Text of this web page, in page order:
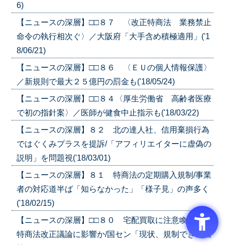
6)
【ニュースの深層】□□８７ 〈改正特商法 業務禁止
命令の執行相次ぐ〉／大阪府「大手含め積極適用」('1
8/06/21)
【ニュースの深層】□□８６ 〈ＥＵの個人情報保護〉
／新規則で最大２５億円の罰金も('18/05/24)
【ニュースの深層】□□８４〈厚生労働省 高齢者医療
で初の指針案〉／医師が健食中止指示も('18/03/22)
【ニュースの深層】８２ 北の達人社、信用棄損行為
ではぐくみプラスを提訴/「アフィリエイターに虚偽の
説明」を問題視('18/03/01)
【ニュースの深層】８１ 特商法の定期購入規制/事業
者の対応道半ば「知らなかった」「様子見」の声多く
('18/02/15)
【ニュースの深層】□□８０ 宅配買取に注意喚起/次の
特商法改正議論に影響か/国セン「現状、規制できる法